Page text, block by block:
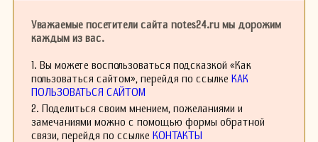
Уважаемые посетители сайта notes24.ru мы дорожим
каждым из вас.
1. Вы можете воспользоваться подсказкой «Как
пользоваться сайтом», перейдя по ссылке КАК
ПОЛЬЗОВАТЬСЯ САЙТОМ
2. Поделиться своим мнением, пожеланиями и
замечаниями можно с помощью формы обратной
связи, перейдя по ссылке КОНТАКТЫ